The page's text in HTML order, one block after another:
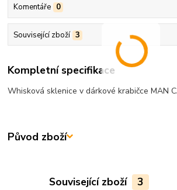
Komentáře 0
Související zboží 3
Kompletní specifikace
Whisková sklenice v dárkové krabičce MAN
Původ zboží
Související zboží 3